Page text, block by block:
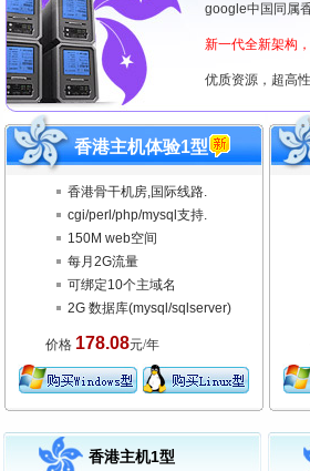
google中国同属
新一代全新架构
优质资源，超高
香港主机体验1型
香港骨干机房,国际线路.
cgi/perl/php/mysql支持.
150M web空间
每月2G流量
可绑定10个主域名
2G 数据库(mysql/sqlserver)
价格 178.08元/年
香港主机1型